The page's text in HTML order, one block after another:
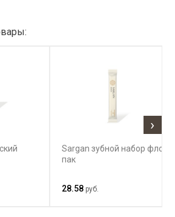
Sargan зубной набор флоу-
пак
28.58 руб.
›